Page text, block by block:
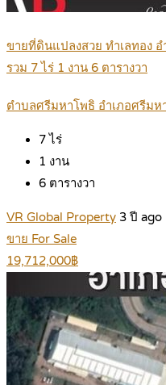
ขายที่ดินแปลงสวย ทำเลทอง
รวม 7 ไร่ 1 งาน 6 ตารางวา
ตำบลศรีมหาโพธิ อำเภอศรีม
7 ไร่
1 งาน
6 ตารางวา
VR Global Property 3 ปี ago
ขาย For Sale
19,712,000฿